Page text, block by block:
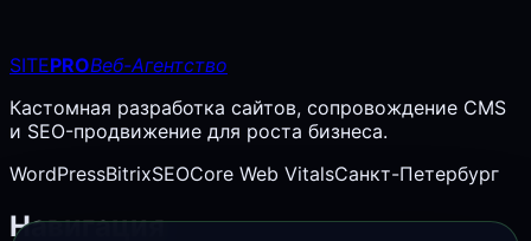
SITEPROВеб-Агентство
Кастомная разработка сайтов, сопровождение CMS
и SEO-продвижение для роста бизнеса.
WordPressBitrixSEOCore Web VitalsСанкт-Петербург
Навигация